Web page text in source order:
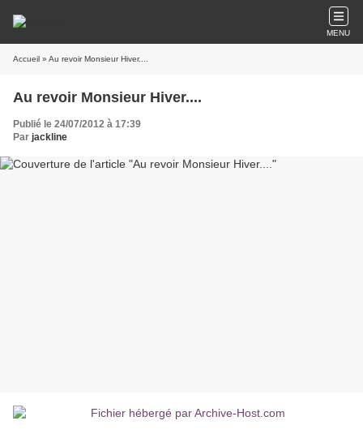
MENU
Accueil » Au revoir Monsieur Hiver....
Au revoir Monsieur Hiver....
Publié le 24/07/2012 à 17:39
Par jackline